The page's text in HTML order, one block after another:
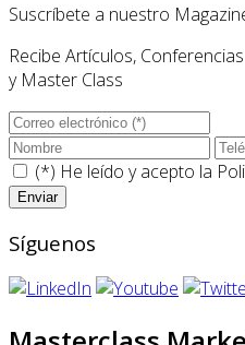
Suscríbete a nuestro
Recibe Artículos, Conferencias
y Master Class
(*) He leído y acepto la
Síguenos